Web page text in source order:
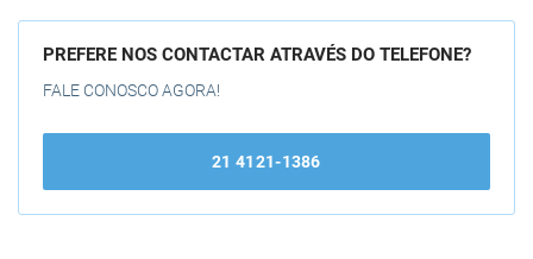
PREFERE NOS CONTACTAR ATRAVÉS DO TELEFONE?
FALE CONOSCO AGORA!
21 4121-1386